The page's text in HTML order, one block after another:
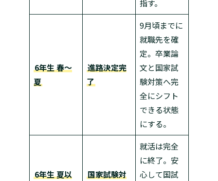
指す。
6年生 春～
夏
進路決定完
了
9月頃までに
就職先を確
定。卒業論
文と国家試
験対策へ完
全にシフト
できる状態
にする。
6年生 夏以
国家試験対
就活は完全
に終了。安
心して国試